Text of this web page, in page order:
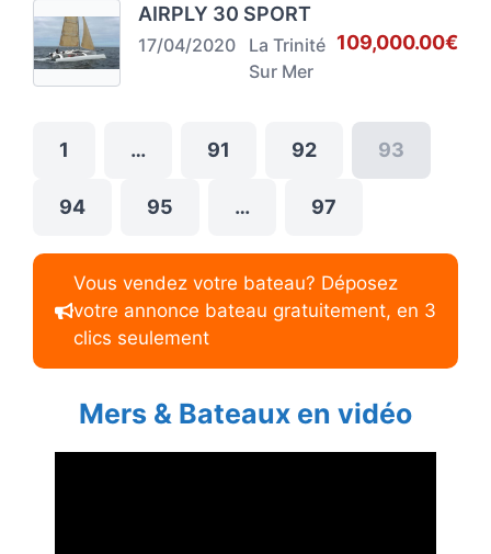
AIRPLY 30 SPORT
17/04/2020
La Trinité
Sur Mer
109,000.00€
1 … 91 92 93
94 95 … 97
Vous vendez votre bateau? Déposez
votre annonce bateau gratuitement, en 3
clics seulement
Mers & Bateaux en vidéo